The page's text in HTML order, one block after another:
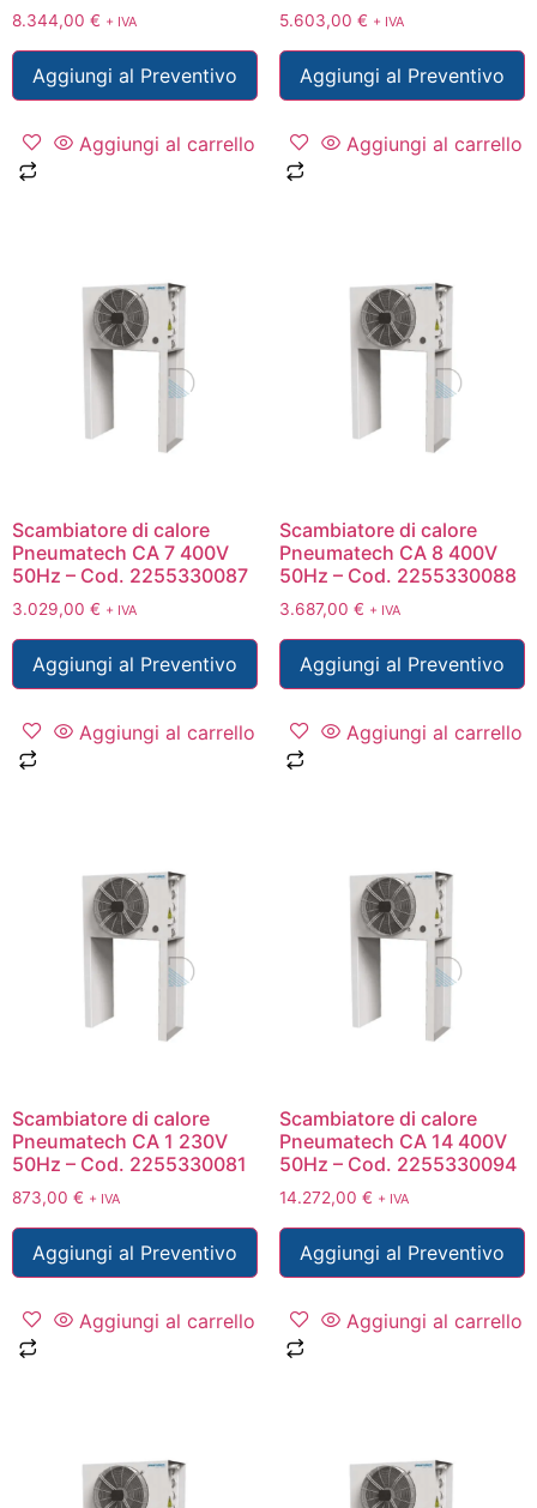
8.344,00 € + IVA
Aggiungi al Preventivo
Aggiungi al carrello
5.603,00 € + IVA
Aggiungi al Preventivo
Aggiungi al carrello
Scambiatore di calore
Pneumatech CA 7 400V
50Hz – Cod. 2255330087
3.029,00 € + IVA
Aggiungi al Preventivo
Aggiungi al carrello
Scambiatore di calore
Pneumatech CA 8 400V
50Hz – Cod. 2255330088
3.687,00 € + IVA
Aggiungi al Preventivo
Aggiungi al carrello
Scambiatore di calore
Pneumatech CA 1 230V
50Hz – Cod. 2255330081
873,00 € + IVA
Aggiungi al Preventivo
Aggiungi al carrello
Scambiatore di calore
Pneumatech CA 14 400V
50Hz – Cod. 2255330094
14.272,00 € + IVA
Aggiungi al Preventivo
Aggiungi al carrello